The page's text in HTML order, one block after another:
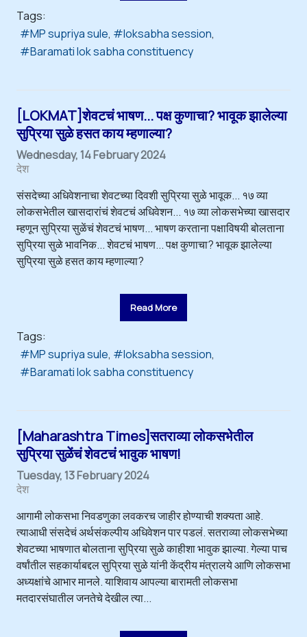
Tags:
MP supriya sule
loksabha session
Baramati lok sabha constituency
[LOKMAT]शेवटचं भाषण... पक्ष कुणाचा? भावूक झालेल्या
सुप्रिया सुळे हसत काय म्हणाल्या?
Wednesday, 14 February 2024
देश
संसदेच्या अधिवेशनाचा शेवटच्या दिवशी सुप्रिया सुळे भावूक... १७ व्या
लोकसभेतील खासदारांचं शेवटचं अधिवेशन... १७ व्या लोकसभेच्या खासदार
म्हणून सुप्रिया सुळेंचं शेवटचं भाषण... भाषण करताना पक्षाविषयी बोलताना
सुप्रिया सुळे भावनिक... शेवटचं भाषण... पक्ष कुणाचा? भावूक झालेल्या
सुप्रिया सुळे हसत काय म्हणाल्या?
Read More
Tags:
MP supriya sule
loksabha session
Baramati lok sabha constituency
[Maharashtra Times]सतराव्या लोकसभेतील
सुप्रिया सुळेंचं शेवटचं भावुक भाषण!
Tuesday, 13 February 2024
देश
आगामी लोकसभा निवडणुका लवकरच जाहीर होण्याची शक्यता आहे.
त्याआधी संसदेचं अर्थसंकल्पीय अधिवेशन पार पडलं. सतराव्या लोकसभेच्या
शेवटच्या भाषणात बोलताना सुप्रिया सुळे काहीशा भावुक झाल्या. गेल्या पाच
वर्षांतील सहकार्याबद्दल सुप्रिया सुळे यांनी केंद्रीय मंत्रालये आणि लोकसभा
अध्यक्षांचे आभार मानले. याशिवाय आपल्या बारामती लोकसभा
मतदारसंघातील जनतेचे देखील त्या...